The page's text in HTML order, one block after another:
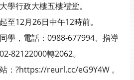
行政大樓五樓禮堂。
至12月26日中午12時前。
學，電話：0988-677994、指導
82122000轉2062。
：?https://reurl.cc/eG9Y4W 。